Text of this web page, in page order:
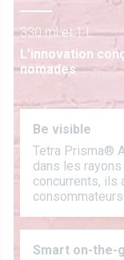
330 ml et 1 L
L’innovation
nomades
Be visible
Tetra Prisma®
dans les
concurrents, ils
Smart on-the-